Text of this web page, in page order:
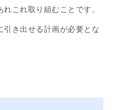
これ取り組むことです。
引き出せる計画が必要とな